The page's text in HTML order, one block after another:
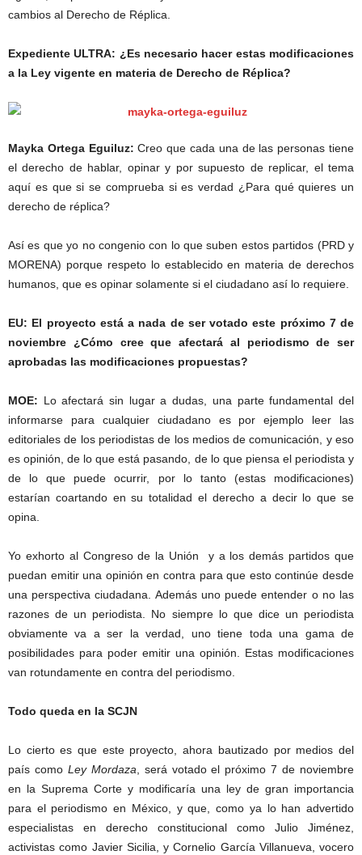
cambios al Derecho de Réplica.
Expediente ULTRA: ¿Es necesario hacer estas modificaciones
a la Ley vigente en materia de Derecho de Réplica?
Mayka Ortega Eguiluz: Creo que cada una de las personas tiene
el derecho de hablar, opinar y por supuesto de replicar, el tema
aquí es que si se comprueba si es verdad ¿Para qué quieres un
derecho de réplica?
Así es que yo no congenio con lo que suben estos partidos (PRD y
MORENA) porque respeto lo establecido en materia de derechos
humanos, que es opinar solamente si el ciudadano así lo requiere.
EU: El proyecto está a nada de ser votado este próximo 7 de
noviembre ¿Cómo cree que afectará al periodismo de ser
aprobadas las modificaciones propuestas?
MOE: Lo afectará sin lugar a dudas, una parte fundamental del
informarse para cualquier ciudadano es por ejemplo leer las
editoriales de los periodistas de los medios de comunicación, y eso
es opinión, de lo que está pasando, de lo que piensa el periodista y
de lo que puede ocurrir, por lo tanto (estas modificaciones)
estarían coartando en su totalidad el derecho a decir lo que se
opina.
Yo exhorto al Congreso de la Unión y a los demás partidos que
puedan emitir una opinión en contra para que esto continúe desde
una perspectiva ciudadana. Además uno puede entender o no las
razones de un periodista. No siempre lo que dice un periodista
obviamente va a ser la verdad, uno tiene toda una gama de
posibilidades para poder emitir una opinión. Estas modificaciones
van rotundamente en contra del periodismo.
Todo queda en la SCJN
Lo cierto es que este proyecto, ahora bautizado por medios del
país como Ley Mordaza , será votado el próximo 7 de noviembre
en la Suprema Corte y modificaría una ley de gran importancia
para el periodismo en México, y que, como ya lo han advertido
especialistas en derecho constitucional como Julio Jiménez,
activistas como Javier Sicilia, y Cornelio García Villanueva, vocero